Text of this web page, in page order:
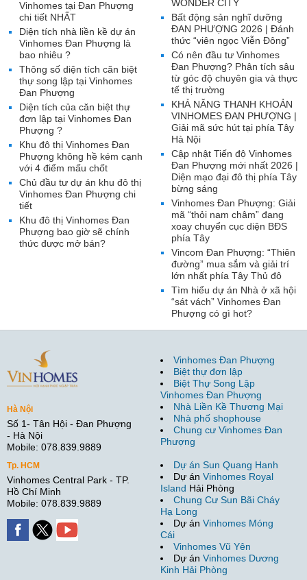
WONDER CITY
Bất động sản nghĩ dưỡng
ĐAN PHƯỢNG 2026 | Đánh
thức “viên ngọc Viễn Đông”
Có nên đầu tư Vinhomes
Đan Phượng? Phân tích sâu
từ góc độ chuyên gia và thực
tế thị trường
KHẢ NĂNG THANH KHOẢN
VINHOMES ĐAN PHƯỢNG |
Giải mã sức hút tại phía Tây
Hà Nội
Cập nhật Tiến độ Vinhomes
Đan Phượng mới nhất 2026 |
Diện mạo đại đô thị phía Tây
bừng sáng
Vinhomes Đan Phượng: Giải
mã “thỏi nam châm” đang
xoay chuyển cục diện BĐS
phía Tây
Vincom Đan Phượng: “Thiên
đường” mua sắm và giải trí
lớn nhất phía Tây Thủ đô
Tìm hiểu dự án Nhà ở xã hội
“sát vách” Vinhomes Đan
Phượng có gì hot?
Vinhomes tại Đan Phượng
chi tiết NHẤT
Diện tích nhà liền kề dự án
Vinhomes Đan Phượng là
bao nhiêu ?
Thông số diện tích căn biệt
thự song lập tại Vinhomes
Đan Phượng
Diện tích của căn biệt thự
đơn lập tại Vinhomes Đan
Phượng ?
Khu đô thị Vinhomes Đan
Phượng không hề kém cạnh
với 4 điểm mấu chốt
Chủ đầu tư dự án khu đô thị
Vinhomes Đan Phượng chi
tiết
Khu đô thị Vinhomes Đan
Phượng bao giờ sẽ chính
thức được mở bán?
Hà Nội
Số 1- Tân Hội - Đan Phượng
- Hà Nội
Mobile: 078.839.9889
Tp. HCM
Vinhomes Central Park - TP.
Hồ Chí Minh
Mobile: 078.839.9889
Vinhomes Đan Phượng
Biệt thự đơn lập
Biệt Thự Song Lập
Vinhomes Đan Phượng
Nhà Liền Kề Thương Mại
Nhà phố shophouse
Chung cư Vinhomes Đan
Phượng
Dự án Sun Quang Hanh
Dự án Vinhomes Royal
Island Hải Phòng
Chung Cư Sun Bãi Cháy
Hạ Long
Dự án Vinhomes Móng
Cái
Vinhomes Vũ Yên
Dự án Vinhomes Dương
Kinh Hải Phòng